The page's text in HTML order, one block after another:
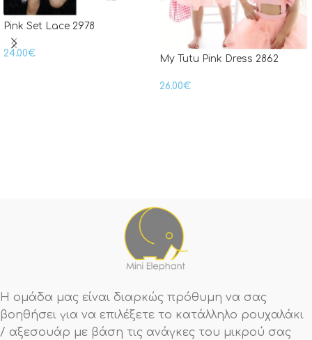
Pink Set Lace 2978
24.00€
My Tutu Pink Dress 2862
26.00€
Η ομάδα μας είναι διαρκώς πρόθυμη να σας
βοηθήσει για να επιλέξετε το κατάλληλο ρουχαλάκι
/ αξεσουάρ με βάση τις ανάγκες του μικρού σας